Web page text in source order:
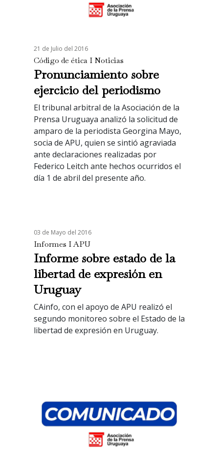
21 de Julio del 2016
Código de ética I Noticias
Pronunciamiento sobre
ejercicio del periodismo
El tribunal arbitral de la Asociación de la
Prensa Uruguaya analizó la solicitud de
amparo de la periodista Georgina Mayo,
socia de APU, quien se sintió agraviada
ante declaraciones realizadas por
Federico Leitch ante hechos ocurridos el
día 1 de abril del presente año.
03 de Mayo del 2016
Informes I APU
Informe sobre estado de la
libertad de expresión en
Uruguay
CAinfo, con el apoyo de APU realizó el
segundo monitoreo sobre el Estado de la
libertad de expresión en Uruguay.